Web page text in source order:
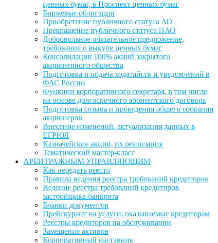
ценных бумаг, в Проспект ценных бумаг
Биржевые облигации
Приобретение публичного статуса АО
Прекращение публичного статуса ПАО
Добровольное обязательное предложение,
требование о выкупе ценных бумаг
Консолидации 100% акций закрытого
акционерного общества
Подготовка и подача ходатайств и уведомлений в
ФАС России
Функции корпоративного секретаря, в том числе
на основе долгосрочного абонентского договора
Подготовка созыва и проведения общего собрания
акционеров
Внесение изменений, актуализация данных в
ЕГРЮЛ
Казначейские акции, их реализация
Тематический мастер-класс
АРБИТРАЖНЫМ УПРАВЛЯЮЩИМ
Как передать реестр
Правила ведения реестра требований кредиторов
Ведение реестра требований кредиторов
застройщика-банкрота
Бланки документов
Прейскурант на услуги, оказываемые кредиторам
Реестры кредиторов на обслуживании
Замещение активов
Корпоративный наставник